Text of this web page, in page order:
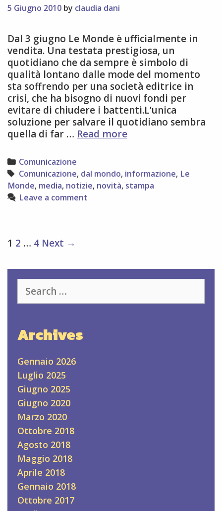
5 Giugno 2010 by claudia dani
Dal 3 giugno Le Monde è ufficialmente in
vendita. Una testata prestigiosa, un
quotidiano che da sempre è simbolo di
qualità lontano dalle mode del momento
sta soffrendo per una società editrice in
crisi, che ha bisogno di nuovi fondi per
evitare di chiudere i battenti.L’unica
soluzione per salvare il quotidiano sembra
quella di far … Read moreLe
vendita
Categories
Comunicazione
Tags
Comunicazione, dal mondo, informazione, Le
Monde, media, notizie, novità, stampa
Leave a comment
Post
1 2 … 4 Next →
for:
Archives
Gennaio 2026
Luglio 2025
Giugno 2025
Giugno 2020
Marzo 2020
Ottobre 2018
Agosto 2018
Maggio 2018
Aprile 2018
Gennaio 2018
Ottobre 2017